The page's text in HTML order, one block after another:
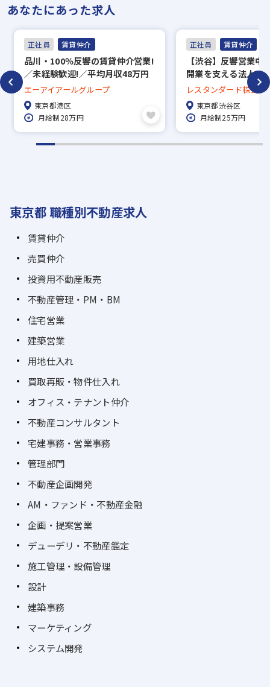
あなたにあった求人
正社員 賃貸仲介
品川・100％反響の賃貸仲介営業!
／未経験歓迎!／平均月収48万円
のルームアドバイザーを募集
エーアイアールグループ
東京都港区
月給制28万円
正社員 賃貸仲介
【渋谷】反響営業中
開業を支える法人コ
グ営業｜年休129日
｜住宅・食事手当あ
レスタンダード株式会
東京都渋谷区
月給制25万円
東京都 職種別不動産求人
賃貸仲介
売買仲介
投資用不動産販売
不動産管理・PM・BM
住宅営業
建築営業
用地仕入れ
買取再販・物件仕入れ
オフィス・テナント仲介
不動産コンサルタント
宅建事務・営業事務
管理部門
不動産企画開発
AM・ファンド・不動産金融
企画・提案営業
デューデリ・不動産鑑定
施工管理・設備管理
設計
建築事務
マーケティング
システム開発